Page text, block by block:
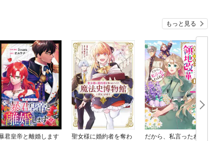
もっと見る
君皇帝と離婚します
聖女様に婚約者を奪わ
だから、私言ったわよ